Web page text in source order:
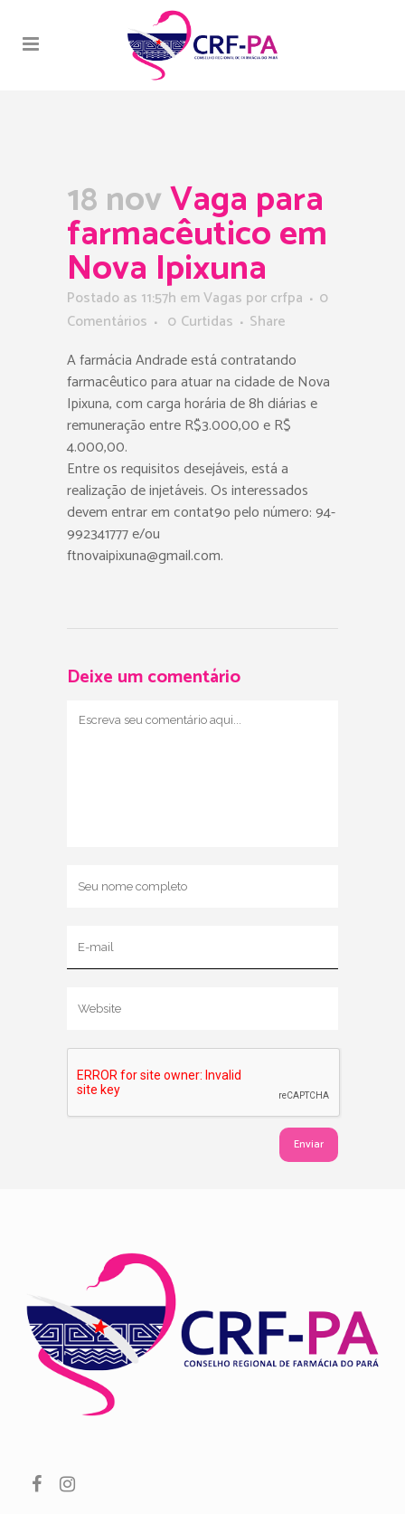
18 novVaga para
farmacêutico em
Nova Ipixuna
Postado as 11:57h emVagas porcrfpa
0
Comentários
0 Curtidas
Share
A farmácia Andrade está contratando
farmacêutico para atuar na cidade de Nova
Ipixuna, com carga horária de 8h diárias e
remuneração entre R$3.000,00 e R$
4.000,00.
Entre os requisitos desejáveis, está a
realização de injetáveis. Os interessados
devem entrar em contat9o pelo número: 94-
992341777 e/ou
ftnovaipixuna@gmail.com.
Deixe um comentário